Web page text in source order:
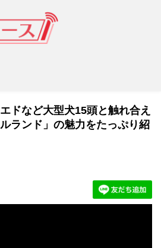
ドなど大型犬15頭と触れ合え
ランド」の魅力をたっぷり紹